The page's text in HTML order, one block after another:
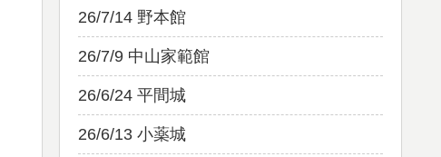
26/7/14 野本館
26/7/9 中山家範館
26/6/24 平間城
26/6/13 小薬城